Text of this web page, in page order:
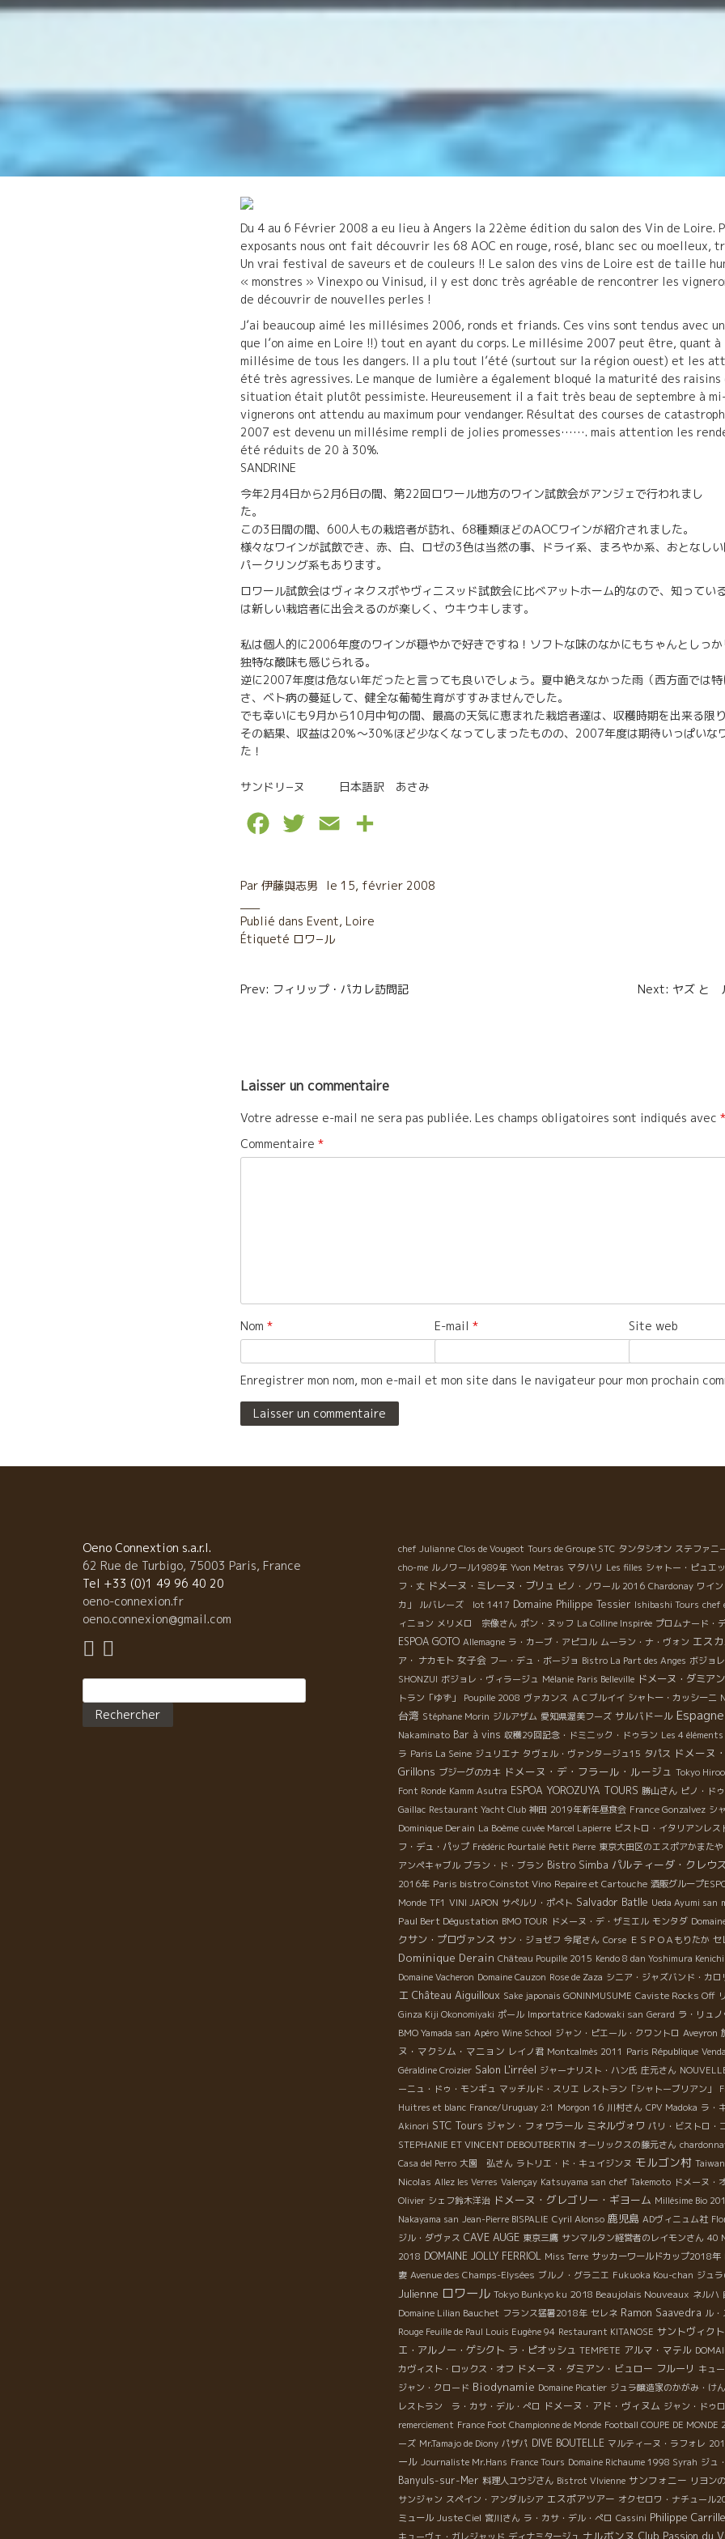
Du 4 au 6 Février 2008 a eu lieu à Angers la 22ème édition du salon des Vin de Loire.
exposants nous ont fait découvrir les 68 AOC en rouge, rosé, blanc sec ou moelleux,
Un vrai festival de saveurs et de couleurs !! Le salon des vins de Loire est de taille
« monstres » Vinexpo ou Vinisud, il y est donc très agréable de rencontrer les
de découvrir de nouvelles perles !
J’ai beaucoup aimé les millésimes 2006, ronds et friands. Ces vins sont tendus avec
que l’on aime en Loire !!) tout en ayant du corps. Le millésime 2007 peut être, quant à
millésime de tous les dangers. Il a plu tout l’été (surtout sur la région ouest) et les
été très agressives. Le manque de lumière a également bloqué la maturité des
situation était plutôt pessimiste. Heureusement il a fait très beau de septembre à
vignerons ont attendu au maximum pour vendanger. Résultat des courses de
2007 est devenu un millésime rempli de jolies promesses……. mais attention les
été réduits de 20 à 30%.
SANDRINE
今年2月4日から2月6日の間、第22回ロワール地方のワイン試飲会がアンジェで行われまし
た。
この3日間の間、600人もの栽培者が訪れ、68種類ほどのAOCワインが紹介されました。
様々なワインが試飲でき、赤、白、ロゼの3色は当然の事、ドライ系、まろやか系、おとなし
パークリング系もあります。
ロワール試飲会はヴィネクスポやヴィニスッド試飲会に比べアットホーム的なので、知ってい
は新しい栽培者に出会えるのが楽しく、ウキウキします。
私は個人的に2006年度のワインが穏やかで好きですね！ソフトな味のなかにもちゃんとしっ
独特な酸味も感じられる。
逆に2007年度は危ない年だったと言っても良いでしょう。夏中絶えなかった雨（西方面では
さ、ベト病の蔓延して、健全な葡萄生育がすすみませんでした。
でも幸いにも9月から10月中旬の間、最高の天気に恵まれた栽培者達は、収穫時期を出来る限り
その結果、収益は20％〜30％ほど少なくなってしまったものの、2007年度は期待いっぱいな
た！
サンドリ−ヌ 日本語訳 あさみ
c
b
o
i
t
r
a
r
e
Par 伊藤與志男 le 15, février 2008
Publié dans Event, Loire
Étiqueté ロワ−ル
Navigation
Prev: フィリップ・パカレ訪問記 Next: ヤズ と
Laisser un commentaire
Votre adresse e-mail ne sera pas publiée. Les champs obligatoires sont indiqués avec *
Commentaire *
Nom * E-mail * Site web
Enregistrer mon nom, mon e-mail et mon site dans le navigateur pour mon prochain
Oeno Connextion s.a.r.l.
62 Rue de Turbigo, 75003 Paris, France
Tel +33 (0)1 49 96 40 20
oeno-connexion.fr
oeno.connexion@gmail.com
chef Julianne Clos de Vougeot Tours de Groupe STC タンタシオン ステファニ
cho-me ルノワール1989年 Yvon Metras マタハリ Les filles シャトー・ピュエ
フ・丈 ドメーヌ・ミレーヌ・ブリュ ピノ・ノワール 2016 Chardonay ワイ
カ」
ルバレーズ lot 1417 Domaine Philippe Tessier Ishibashi Tours chef
ィニョン メリメロ 宗像さん ポン・ヌッフ La Colline Inspirée プロムナード・
ESPOA GOTO Allemagne ラ・カーブ・アピコル ムーラン・ナ・ヴォン エス
ア・ ナカモト 女子会 フー・デュ・ボージョ Bistro La Part des Anges ボジョ
SHONZUI ボジョレ・ヴィラージュ Mélanie Paris Belleville ドメーヌ・ダミア
トラン「ゆず」
Poupille 2008 ヴァカンス ＡＣブルイイ シャトー・カッシーニ
台湾 Stéphane Morin ジルアザム 愛知県渥美フーズ サルバドール Espagne
Nakaminato Bar à vins 収穫29回記念・ドミニック・ドゥラン Les 4
ラ Paris La Seine ジュリエナ タヴェル・ヴァンタージュ15 タパス ドメーヌ
Grillons ブジーグのカキ ドメーヌ・デ・フラール・ルージュ Tokyo Hiroo
Font Ronde Kamm Asutra ESPOA YOROZUYA TOURS 勝山さん ピノ・ド
Gaillac Restaurant Yacht Club 神田 2019年新年昼食会 France Gonzalvez シ
Dominique Derain La Boème cuvée Marcel Lapierre ビストロ・イタリアンレス
フ・デュ・パップ Frédéric Pourtalié Petit Pierre 東京大田区のエスポアかまたや
アンペキャブル ブラン・ド・ブラン Bistro Simba パルティーダ・クレウス
2016年 Paris bistro Coinstot Vino Repaire et Cartouche 酒販グループ
Monde TF1 VINI JAPON サぺルリ・ポぺト Salvador Batlle Ueda Ayumi san
Paul Bert Dégustation BMO TOUR ドメーヌ・デ・ザミエル モンタダ
クサン・プロヴァンス サン・ジョゼフ 今尾さん Corse ＥＳＰＯＡもりたか セ
Dominique Derain Château Poupille 2015 Kendo 8 dan Yoshimura Kenichi
Domaine Vacheron Domaine Cauzon Rose de Zaza シニア・ジャズバンド・カロ
エ Château Aiguilloux Sake japonais GONINMUSUME Caviste Rocks Off
Ginza Kiji Okonomiyaki ポール Importatrice Kadowaki san Gerard ラ・リュ
BMO Yamada san Apéro Wine School ジャン・ピエール・クワントロ Aveyron
ヌ・マクシム・マニョン レイノ君 Montcalmès 2011 Paris République
Géraldine Croizier Salon L'irréel ジャーナリスト・ハン氏 庄元さん
ーニュ・ドゥ・モンギュ マッチルド・スリエ レストラン「シャトーブリアン」
Huitres et blanc France/Uruguay 2:1 Morgon 16 川村さん CPV Madoka ラ・
Akinori STC Tours ジャン・フォワラール ミネルヴォワ パリ・ビストロ・
STEPHANIE ET VINCENT DEBOUTBERTIN オーリックスの藤元さん
Casa del Perro 大園 弘さん ラトリエ・ド・キュイジンヌ モルゴン村
Nicolas Allez les Verres Valençay Katsuyama san chef Takemoto ドメーヌ・
Olivier シェフ鈴木洋治 ドメーヌ・グレゴリー・ギヨーム Millésime Bio
Nakayama san Jean-Pierre BISPALIE Cyril Alonso 鹿児島 ADヴィニュム社
ジル・ダヴァス CAVE AUGE 東京三鷹 サンマルタン経営者のレイモンさん 40
2018 DOMAINE JOLLY FERRIOL Miss Terre サッカーワールドカップ2018年
妻 Avenue des Champs-Elysées ブルノ・グラニエ Fukuoka Kou-chan ジュ
Julienne ロワール Tokyo Bunkyo ku 2018 Beaujolais Nouveaux ネルハ
Domaine Lilian Bauchet フランス猛暑2018年 セレネ Ramon Saavedra ル
Rouge Feuille de Paul Louis Eugène 94 Restaurant KITANOSE サントヴィク
エ・アルノー・ゲシクト ラ・ピオッシュ TEMPETE アルマ・マテル
カヴィスト・ロックス・オフ ドメーヌ・ダミアン・ビュロー フルーリ キュ
ジャン・クロード Biodynamie Domaine Picatier ジュラ醸造家のかがみ・け
レストラン ラ・カサ・デル・ぺロ ドメーヌ・アド・ヴィヌム ジャン・ドゥ
remerciement France Foot Championne de Monde Football COUPE DE MONDE
ーズ Mr.Tamajo de Diony パザパ DIVE BOUTELLE マルティーヌ・ラフォレ
ール Journaliste Mr.Hans France Tours Domaine Richaume 1998 Syrah ジュ
Banyuls-sur-Mer 料理人ユウジさん Bistrot VIvienne サンフォニー リヨン
サンジャン スペイン・アンダルシア エスポアツアー オクセロワ・ナチュール
ミュール Juste Ciel 宮川さん ラ・カサ・デル・ぺロ Cassini Philippe Carrille
ナルボンヌ Club Passion du